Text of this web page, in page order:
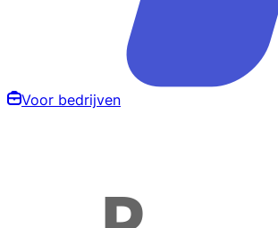
Voor bedrijven